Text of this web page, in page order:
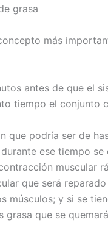
grasa
más
antes de que el
tiempo el conjunto
que podría ser de
ese tiempo
muscular
que será
músculos; y si se
grasa que se